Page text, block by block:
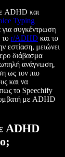
ADHD και
Typing
για συγκέντρωση
το r/ADHD και το
εστίαση, μειώνει
διάβασμα
ανάγνωση,
ως τον πιο
και να
πως το Speechify
με ADHD
ADHD